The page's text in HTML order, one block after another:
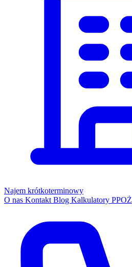
Najem krótkoterminowy
O nas Kontakt Blog Kalkulatory PPOŻ